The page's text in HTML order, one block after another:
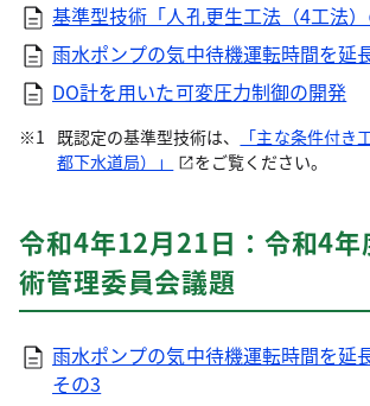
基準型技術「人孔更生工法（4工法）
雨水ポンプの気中待機運転時間を延
DO計を用いた可変圧力制御の開発
既認定の基準型技術は、
「主な条件付き
都下水道局）」
をご覧ください。
令和4年12月21日：令和4年
術管理委員会議題
雨水ポンプの気中待機運転時間を延
その3